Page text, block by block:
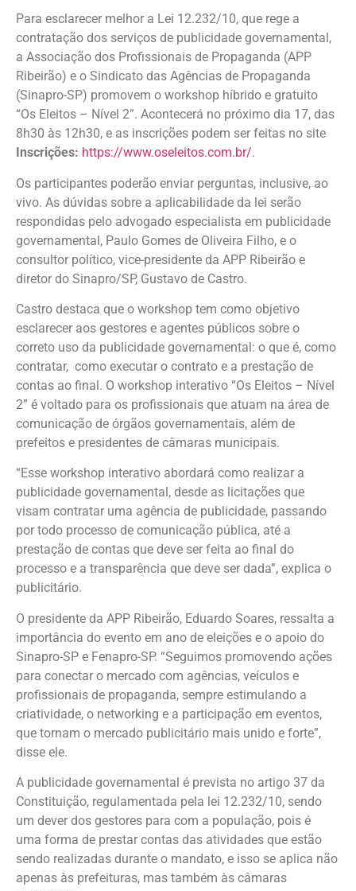
Para esclarecer melhor a Lei 12.232/10, que rege a
contratação dos serviços de publicidade governamental,
a Associação dos Profissionais de Propaganda (APP
Ribeirão) e o Sindicato das Agências de Propaganda
(Sinapro-SP) promovem o workshop híbrido e gratuito
“Os Eleitos – Nível 2”. Acontecerá no próximo dia 17, das
8h30 às 12h30, e as inscrições podem ser feitas no site
Inscrições: https://www.oseleitos.com.br/.
Os participantes poderão enviar perguntas, inclusive, ao
vivo. As dúvidas sobre a aplicabilidade da lei serão
respondidas pelo advogado especialista em publicidade
governamental, Paulo Gomes de Oliveira Filho, e o
consultor político, vice-presidente da APP Ribeirão e
diretor do Sinapro/SP, Gustavo de Castro.
Castro destaca que o workshop tem como objetivo
esclarecer aos gestores e agentes públicos sobre o
correto uso da publicidade governamental: o que é, como
contratar, como executar o contrato e a prestação de
contas ao final. O workshop interativo “Os Eleitos – Nível
2” é voltado para os profissionais que atuam na área de
comunicação de órgãos governamentais, além de
prefeitos e presidentes de câmaras municipais.
“Esse workshop interativo abordará como realizar a
publicidade governamental, desde as licitações que
visam contratar uma agência de publicidade, passando
por todo processo de comunicação pública, até a
prestação de contas que deve ser feita ao final do
processo e a transparência que deve ser dada”, explica o
publicitário.
O presidente da APP Ribeirão, Eduardo Soares, ressalta a
importância do evento em ano de eleições e o apoio do
Sinapro-SP e Fenapro-SP. “Seguimos promovendo ações
para conectar o mercado com agências, veículos e
profissionais de propaganda, sempre estimulando a
criatividade, o networking e a participação em eventos,
que tornam o mercado publicitário mais unido e forte”,
disse ele.
A publicidade governamental é prevista no artigo 37 da
Constituição, regulamentada pela lei 12.232/10, sendo
um dever dos gestores para com a população, pois é
uma forma de prestar contas das atividades que estão
sendo realizadas durante o mandato, e isso se aplica não
apenas às prefeituras, mas também às câmaras